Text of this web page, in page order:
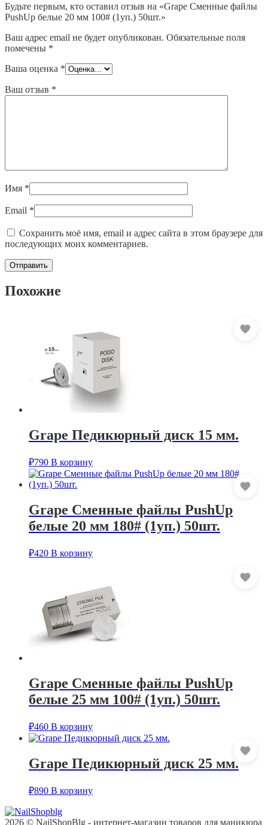
Будьте первым, кто оставил отзыв на «Grape Сменные файлы
PushUp белые 20 мм 100# (1уп.) 50шт.»
Ваш адрес email не будет опубликован. Обязательные поля
помечены *
Ваша оценка *
Ваш отзыв *
Имя *
Email *
Сохранить моё имя, email и адрес сайта в этом браузере для
последующих моих комментариев.
Похожие
Grape Педикюрный диск 15 мм.
₽790 В корзину
Grape Сменные файлы PushUp
белые 20 мм 180# (1уп.) 50шт.
₽420 В корзину
Grape Сменные файлы PushUp
белые 25 мм 100# (1уп.) 50шт.
₽460 В корзину
Grape Педикюрный диск 25 мм.
₽890 В корзину
2026 © NailShopBlg - интернет-магазин товаров для маникюра